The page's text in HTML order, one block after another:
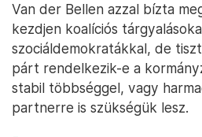
Van der Bellen azzal bízta
kezdjen koalíciós
szociáldemokratákkal, de
párt rendelkezik-e a
stabil többséggel, vagy
partnerre is szükségük lesz.